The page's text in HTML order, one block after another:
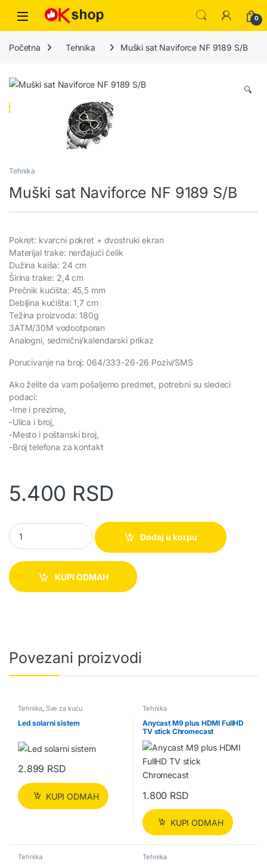
0
Početna Tehnika Muški sat Naviforce NF 9189 S/B
🔍
Tehnika
Muški sat Naviforce NF 9189 S/B
Pokret: kvarcni pokret + dvostruki ekran
Materijal trake: nerđajući čelik
Dužina kaiša: 24 cm
Širina trake: 2,4 cm
Prečnik kućišta: 45,5 mm
Debljina kućišta: 1,7 cm
Težina proizvoda: 180g
3ATM/30M vodootporan
Analogni, sedmični/kalendarski prikaz
Porucivanje na broj: 064/333-26-26 Poziv/SMS
Ako želite da vam pošaljemo predmet, potrebni su sledeci
podaci:
-Ime i prezime,
-Ulica i broj,
-Mesto i poštanski broj,
-Broj telefona za kontakt
5.400 RSD
Muški sat Naviforce NF 9189 S/B quantity
Dodaj u korpu
KUPI ODMAH
Povezani proizvodi
Tehnika, Sve za kuću
Led solarni sistem
2.899 RSD
KUPI ODMAH
Tehnika
Anycast M9 plus HDMI FullHD
TV stick Chromecast
1.800 RSD
KUPI ODMAH
Tehnika Tehnika